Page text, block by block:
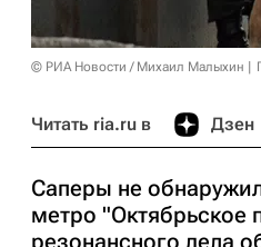
© РИА Новости / Михаил Малыхин
Читать ria.ru в Дзен
Саперы не
метро "Октябрьское
резонансного дела